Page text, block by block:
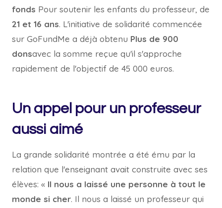
fonds Pour soutenir les enfants du professeur, de
21 et 16 ans. L'initiative de solidarité commencée
sur GoFundMe a déjà obtenu Plus de 900
donsavec la somme reçue qu'il s'approche
rapidement de l'objectif de 45 000 euros.
Un appel pour un professeur
aussi aimé
La grande solidarité montrée a été ému par la
relation que l'enseignant avait construite avec ses
élèves: « Il nous a laissé une personne à tout le
monde si cher. Il nous a laissé un professeur qui